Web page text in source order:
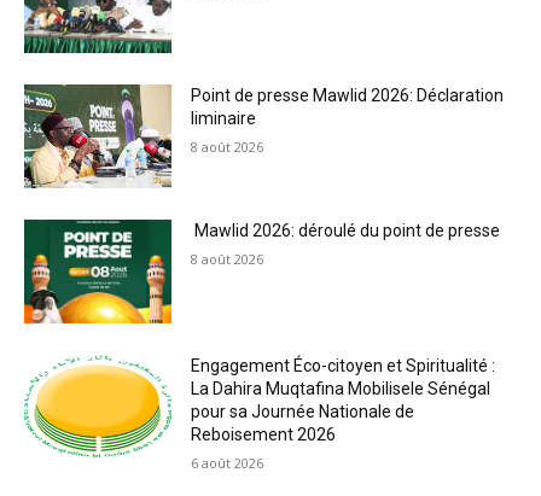
Point de presse Mawlid 2026: Déclaration
liminaire
8 août 2026
Mawlid 2026: déroulé du point de presse
8 août 2026
Engagement Éco-citoyen et Spiritualité :
La Dahira Muqtafina Mobilisele Sénégal
pour sa Journée Nationale de
Reboisement 2026
6 août 2026